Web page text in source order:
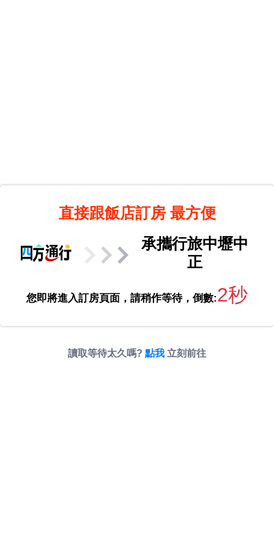
直接跟飯店訂房 最方便
承攜行旅中壢中
正
您即將進入訂房頁面，請稍作等待，倒數:2秒
讀取等待太久嗎? 點我 立刻前往